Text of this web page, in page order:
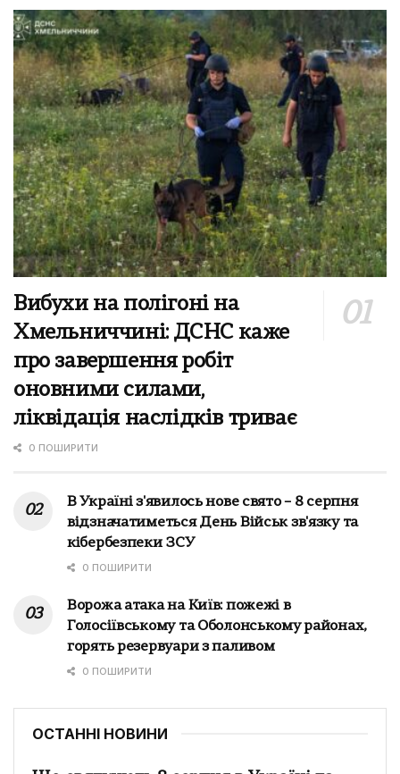
Вибухи на полігоні на
Хмельниччині: ДСНС каже
про завершення робіт
оновними силами,
ліквідація наслідків триває
0 ПОШИРИТИ
В Україні з'явилось нове свято – 8 серпня
відзначатиметься День Військ зв'язку та
кібербезпеки ЗСУ
0 ПОШИРИТИ
Ворожа атака на Київ: пожежі в
Голосіївському та Оболонському районах,
горять резервуари з паливом
0 ПОШИРИТИ
ОСТАННІ НОВИНИ